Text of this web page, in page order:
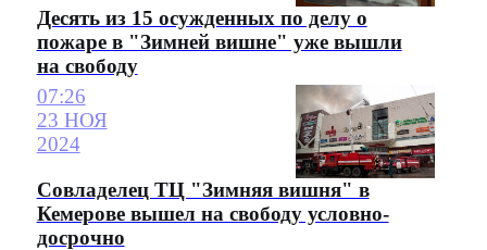
Десять из 15 осужденных по делу о
пожаре в "Зимней вишне" уже вышли
на свободу
07:26
23 НОЯ
2024
Совладелец ТЦ "Зимняя вишня" в
Кемерове вышел на свободу условно-
досрочно